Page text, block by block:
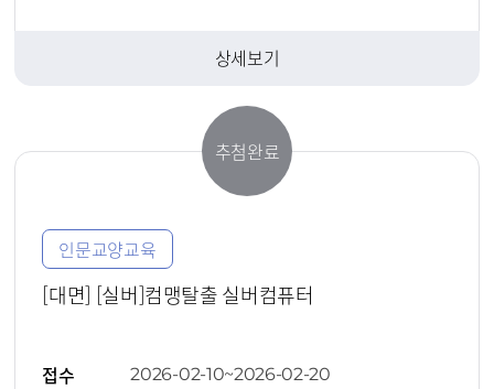
상세보기
추첨완료
인문교양교육
[대면] [실버]컴맹탈출 실버컴퓨터
접수 2026-02-10~2026-02-20